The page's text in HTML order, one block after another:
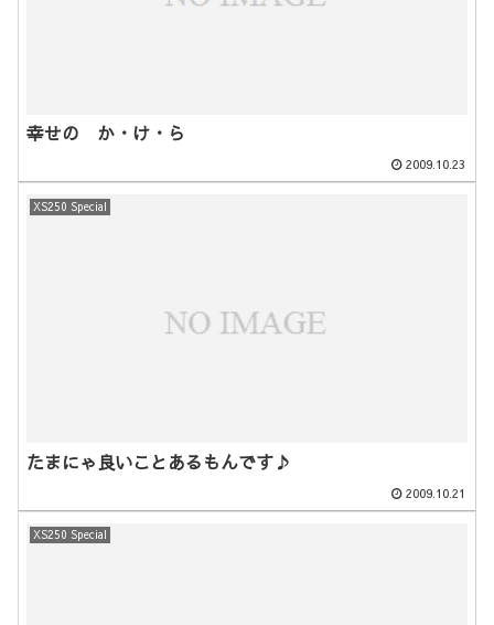
幸せの か・け・ら
2009.10.23
XS250 Special
たまにゃ良いことあるもんです♪
2009.10.21
XS250 Special